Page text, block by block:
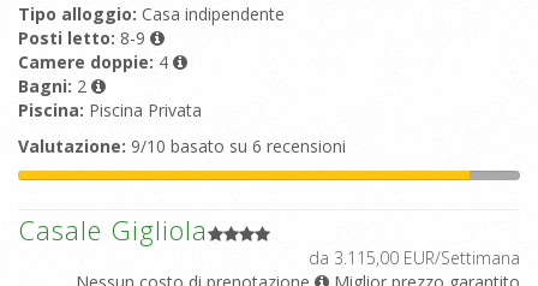
Tipo alloggio: Casa indipendente
Posti letto: 8-9
Camere doppie: 4
Bagni: 2
Piscina: Piscina Privata
Valutazione: 9/10 basato su 6 recensioni
Casale Gigliola
da 3.115,00 EUR/Settimana
Nessun costo di prenotazione
Miglior prezzo garantito